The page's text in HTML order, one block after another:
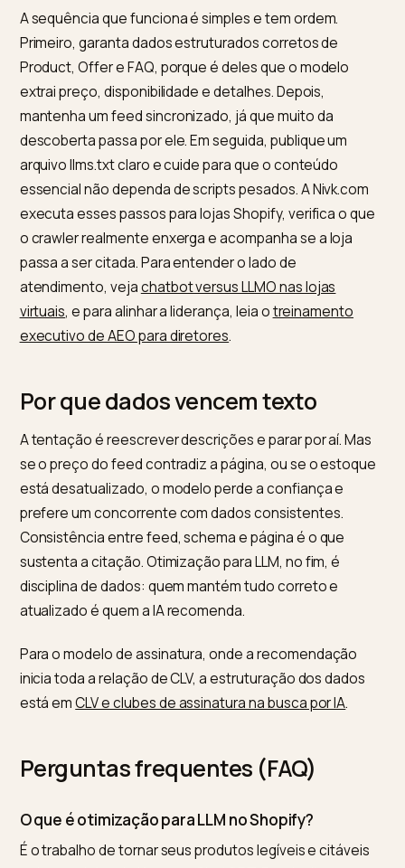
Feed de
produtos
preços e estoque
desatualizados
feed sincronizado e
llms.txt
ausente ou
genérico
arquivo que orienta
que priorizar
renderizado
JavaScript
pesado
no HTML do
Passos práticos para a sua loja
A sequência que funciona é simples e tem ordem.
Primeiro, garanta dados estruturados corretos de
Product, Offer e FAQ, porque é deles que o modelo
mantenha um feed sincronizado, já que muito da
arquivo llms.txt claro e cuide para que o conteúdo
essencial não dependa de scripts pesados. A
executa esses passos para lojas Shopify, verifica o
o crawler realmente enxerga e acompanha se a loja
passa a ser citada. Para entender o lado de
atendimento, vejachatbot versus LLMO nas lojas
virtuais, e para alinhar a liderança, leia o
executivo de AEO para diretores
Por que dados vencem texto
A tentação é reescrever descrições e parar por aí.
se o preço do feed contradiz a página, ou se o
está desatualizado, o modelo perde a confiança e
prefere um concorrente com dados consistentes.